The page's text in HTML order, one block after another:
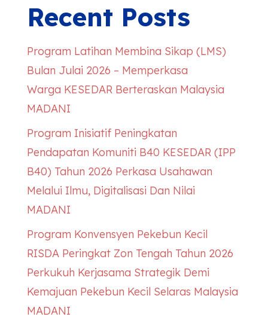
Recent Posts
Program Latihan Membina Sikap (LMS)
Bulan Julai 2026 – Memperkasa
Warga KESEDARBerteraskan Malaysia
MADANI
Program Inisiatif Peningkatan
Pendapatan Komuniti B40 KESEDAR(IPP
B40) Tahun 2026 Perkasa Usahawan
Melalui Ilmu, Digitalisasi Dan Nilai
MADANI
Program Konvensyen Pekebun Kecil
RISDA Peringkat Zon Tengah Tahun 2026
Perkukuh Kerjasama Strategik Demi
Kemajuan Pekebun Kecil Selaras Malaysia
MADANI